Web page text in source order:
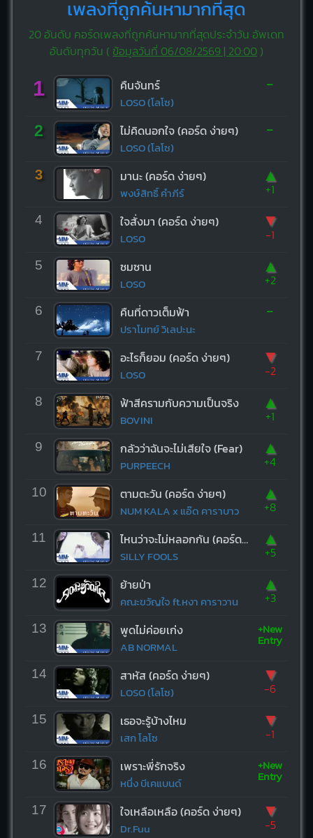
เพลงที่ถูกค้นหามากที่สุด
20 อันดับ คอร์ดเพลงที่ถูกค้นหามากที่สุดประจำวัน อัพเดท
อันดับทุกวัน ( ข้อมูลวันที่ 06/08/2569 | 20:00)
1 คืนจันทร์
LOSO (โลโซ)
-
2 ไม่คิดนอกใจ (คอร์ด ง่ายๆ)
LOSO (โลโซ)
-
3 มานะ (คอร์ด ง่ายๆ)
พงษ์สิทธิ์ คำภีร์
▲
+1
4 ใจสั่งมา (คอร์ด ง่ายๆ)
LOSO
▼
-1
5 ซมซาน
LOSO
▲
+2
6 คืนที่ดาวเต็มฟ้า
ปราโมทย์ วิเลปะนะ
-
7 อะไรก็ยอม (คอร์ด ง่ายๆ)
LOSO
▼
-2
8 ฟ้าสีครามกับความเป็นจริง
BOVINI
▲
+1
9 กลัวว่าฉันจะไม่เสียใจ (Fear)
PURPEECH
▲
+4
10 ตามตะวัน (คอร์ด ง่ายๆ)
NUM KALA x แอ๊ด คาราบาว
▲
+8
11 ไหนว่าจะไม่หลอกกัน (คอร์ด ง่ายๆ)
SILLY FOOLS
▲
+5
12 ย้ายป่า
คณะขวัญใจ ft.หงา คาราวาน
▲
+3
13 พูดไม่ค่อยเก่ง
AB NORMAL
+New
Entry
14 สาหัส (คอร์ด ง่ายๆ)
LOSO (โลโซ)
▼
-6
15 เธอจะรู้บ้างไหม
เสก โลโซ
▼
-1
16 เพราะพี่รักจริง
หนึ่ง บีเคแบนด์
+New
Entry
17 ใจเหลือเหลือ (คอร์ด ง่ายๆ)
Dr.Fuu
▼
-5